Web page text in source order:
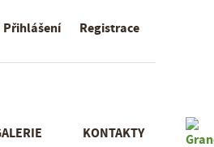
Registrace
Přihlášení
KONTAKTY